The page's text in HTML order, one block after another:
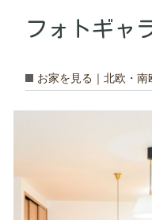
フォトギ
お家を見る｜北欧・南